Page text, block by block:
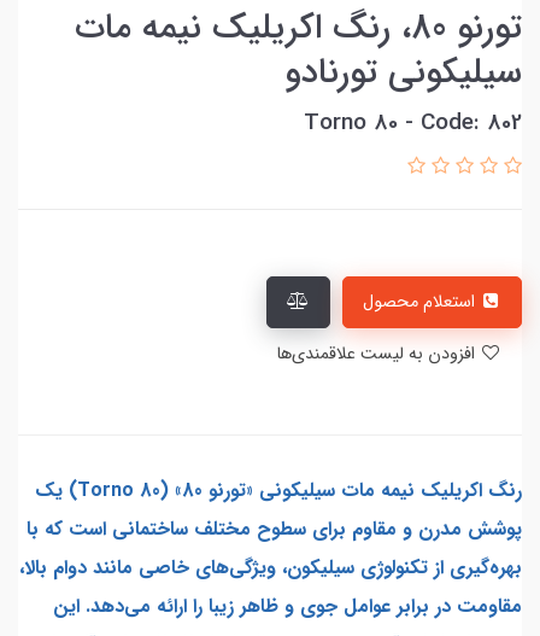
تورنو 80، رنگ اکريليک نیمه مات
سیلیکونی تورنادو
Torno 80 - Code: 802
استعلام محصول
رنگ اکريليک نیمه مات سیلیکونی «تورنو 80» (Torno 80) یک
پوشش مدرن و مقاوم برای سطوح مختلف ساختمانی است که با
بهره‌گیری از تکنولوژی سیلیکون، ویژگی‌های خاصی مانند دوام بالا،
مقاومت در برابر عوامل جوی و ظاهر زیبا را ارائه می‌دهد. این